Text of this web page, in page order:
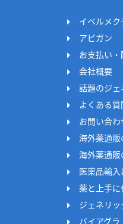
イベルメク
アビガン
お支払い
会社概要
話題のジェ
よくある質
お問い合わ
海外薬通販
海外薬通販
医薬品輸
薬と上手
ジェネリ
バイアグ